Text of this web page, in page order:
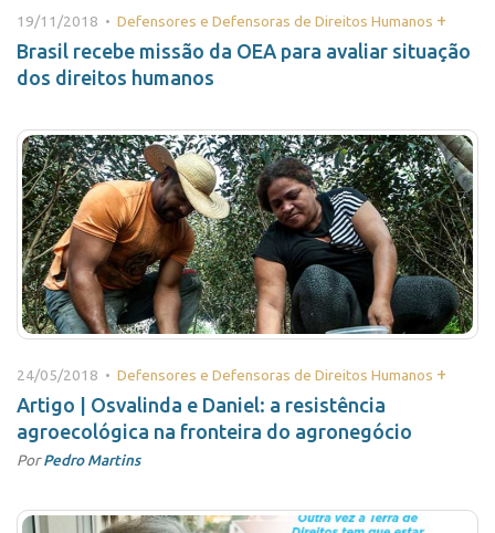
19/11/2018 • Defensores e Defensoras de Direitos Humanos +
Brasil recebe missão da OEA para avaliar situação
dos direitos humanos
24/05/2018 • Defensores e Defensoras de Direitos Humanos +
Artigo | Osvalinda e Daniel: a resistência
agroecológica na fronteira do agronegócio
PorPedro Martins